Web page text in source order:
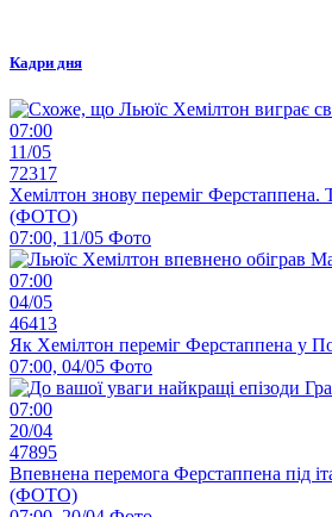
Кадри дня
07:00
11/05
72317
Хемілтон знову переміг Ферстаппена.
(ФОТО)
07:00, 11/05 Фото
07:00
04/05
46413
Як Хемілтон переміг Ферстаппена у
07:00, 04/05 Фото
07:00
20/04
47895
Впевнена перемога Ферстаппена під
(ФОТО)